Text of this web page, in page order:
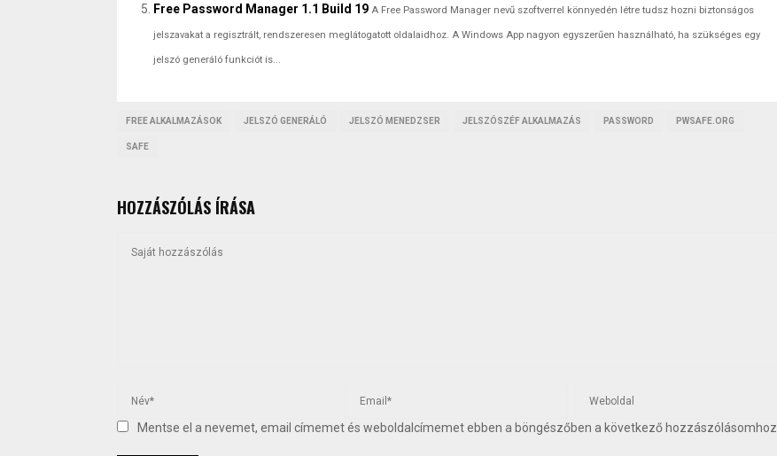
Free Password Manager 1.1 Build 19 A Free Password Manager nevű szoftverrel könnyedén létre tudsz hozni biztonságos
jelszavakat a regisztrált, rendszeresen meglátogatott oldalaidhoz. A Windows App nagyon egyszerűen használható, ha szükséges egy
jelszó generáló funkciót is...
FREE ALKALMAZÁSOK JELSZÓ GENERÁLÓ JELSZÓ MENEDZSER JELSZÓSZÉF ALKALMAZÁS PASSWORD PWSAFE.ORG
SAFE
HOZZÁSZÓLÁS ÍRÁSA
Mentse el a nevemet, email címemet és weboldalcímemet ebben a böngészőben a következő hozzászólásomhoz.